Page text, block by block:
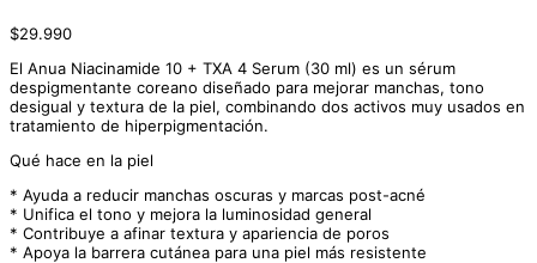
$29.990
El Anua Niacinamide 10 + TXA 4 Serum (30 ml) es un sérum
despigmentante coreano diseñado para mejorar manchas, tono
desigual y textura de la piel, combinando dos activos muy usados en
tratamiento de hiperpigmentación.
Qué hace en la piel
* Ayuda a reducir manchas oscuras y marcas post-acné
* Unifica el tono y mejora la luminosidad general
* Contribuye a afinar textura y apariencia de poros
* Apoya la barrera cutánea para una piel más resistente